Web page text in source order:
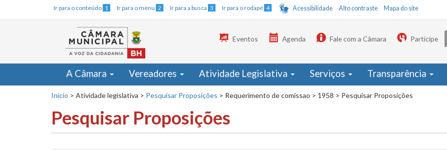
Ir para o conteúdo 1 Ir para o menu 2 Ir para a busca 3 Ir para o rodapé 4 Acessibilidade Alto contraste Mapa do site
Eventos Agenda Fale com a Câmara Participe
A Câmara Vereadores Atividade Legislativa Serviços Transparência
Início > Atividade legislativa > Pesquisar Proposições > Requerimento de comissao > 1958 > Pesquisar Proposições
Pesquisar Proposições